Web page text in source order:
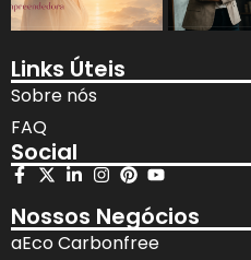
Links Úteis
Sobre nós
FAQ
Social
Nossos Negócios
aEco Carbonfree